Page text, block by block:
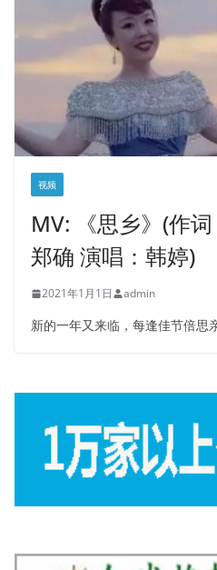
视频
MV: 《思乡》(作
郑确 演唱：韩婷)
2021年1月1日 admin
新的一年又来临，每逢佳节倍思